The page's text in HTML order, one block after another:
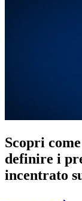
Scopri
definire i
incentrato